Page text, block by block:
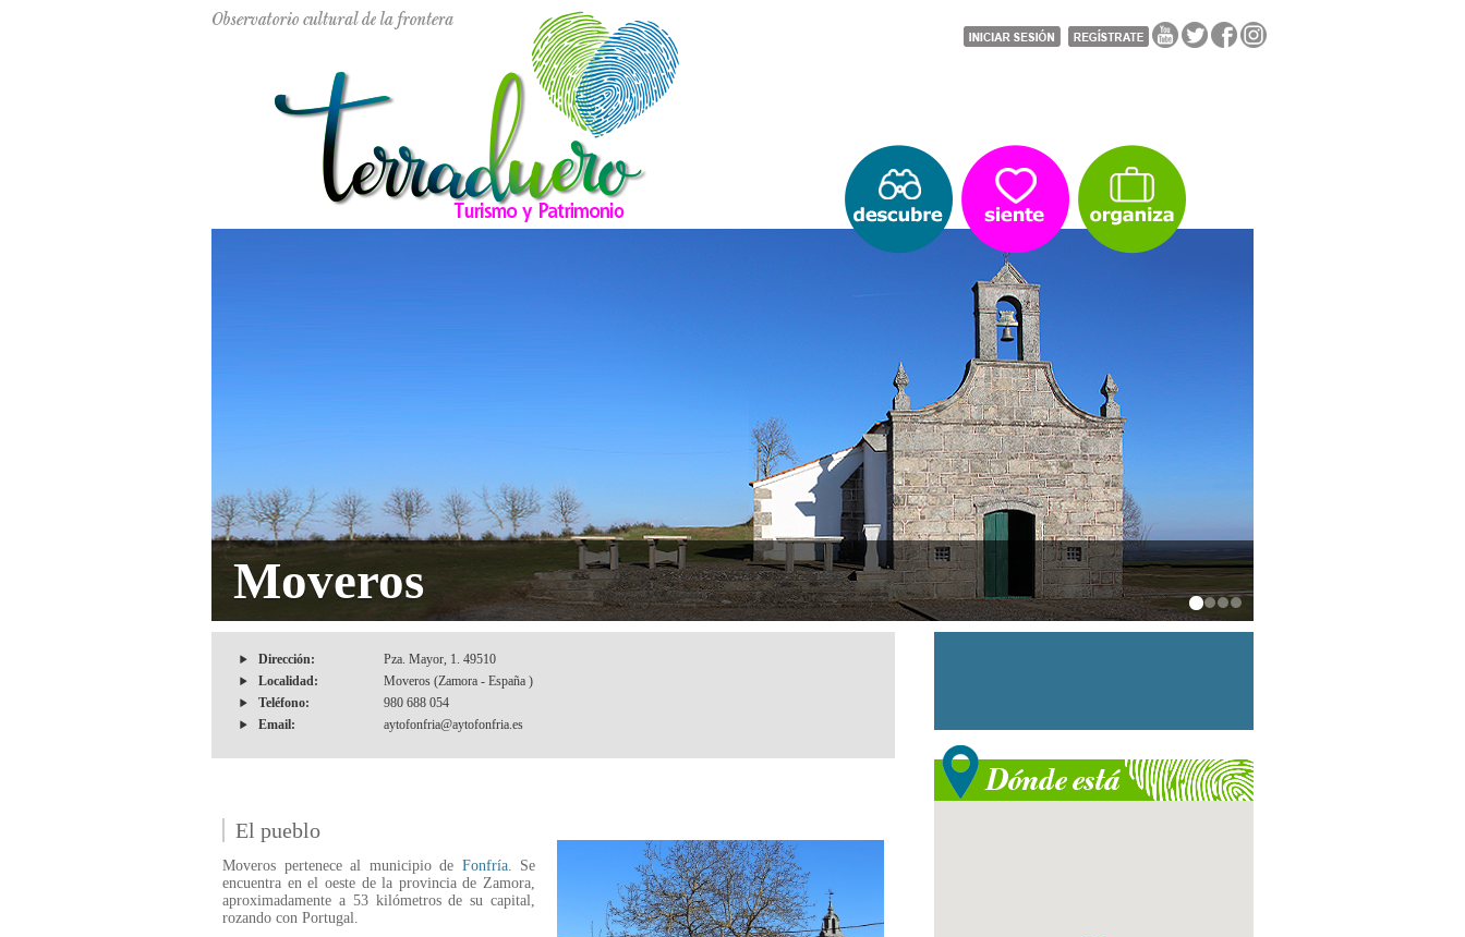
Moveros
Dirección:
Pza. Mayor, 1. 49510
Localidad:
Moveros (Zamora - España )
Teléfono:
980 688 054
Email:
aytofonfria@aytofonfria.es
El pueblo
Moveros pertenece al municipio de Fonfría. Se
encuentra en el oeste de la provincia de Zamora,
aproximadamente a 53 kilómetros de su capital,
rozando con Portugal.